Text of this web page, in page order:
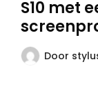
S10 met
Door